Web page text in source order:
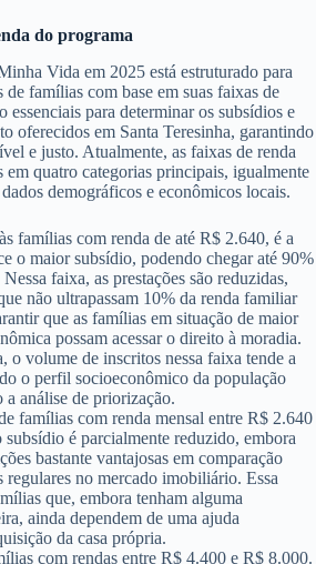
do programa
Vida em 2025 está estruturado para
famílias com base em suas faixas de
essenciais para determinar os subsídios e
oferecidos em Santa Teresinha, garantindo
e justo. Atualmente, as faixas de renda
quatro categorias principais, igualmente
demográficos e econômicos locais.
famílias com renda de até R$ 2.640, é a
o maior subsídio, podendo chegar até 90%
faixa, as prestações são reduzidas,
não ultrapassam 10% da renda familiar
que as famílias em situação de maior
possam acessar o direito à moradia.
o volume de inscritos nessa faixa tende a
o perfil socioeconômico da população
análise de priorização.
famílias com renda mensal entre R$ 2.640
é parcialmente reduzido, embora
bastante vantajosas em comparação
regulares no mercado imobiliário. Essa
que, embora tenham alguma
ainda dependem de uma ajuda
da casa própria.
com rendas entre R$ 4.400 e R$ 8.000.